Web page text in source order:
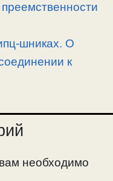
шниках. О
к
необходимо